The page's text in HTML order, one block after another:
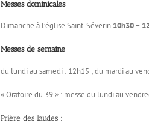
Messes dominicales
Dimanche à l’église Saint-Séverin 10h30 –
Messes de semaine
du lundi au samedi : 12h15 ; du mardi au
« Oratoire du 39 » : messe du lundi au
Prière des laudes :